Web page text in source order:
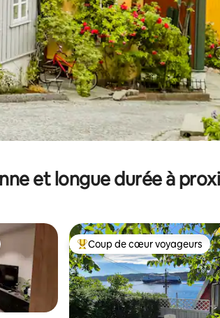
et longue durée à
plus appréciés Coups de cœur voyageurs les
Coup de cœur voyageurs